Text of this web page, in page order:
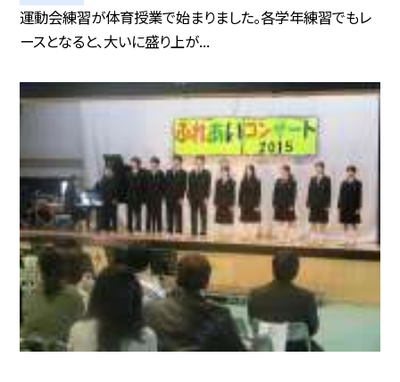
運動会練習が体育授業で始まりました。各学年練習でもレ
ースとなると、大いに盛り上が...